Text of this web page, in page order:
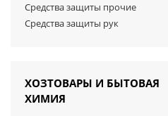
Средства защиты прочие
Средства защиты рук
ХОЗТОВАРЫ И БЫТОВАЯ
ХИМИЯ